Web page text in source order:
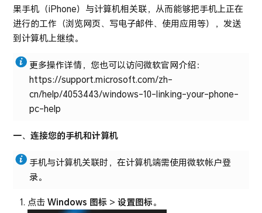
果手机（iPhone）与计算机相关联，从而能够把手机上正在
进行的工作（浏览网页、写电子邮件、使用应用等），发送
到计算机上继续。
更多操作详情，您也可以访问微软官网介绍：
https://support.microsoft.com/zh-
cn/help/4053443/windows-10-linking-your-phone-
pc-help
一、连接您的手机和计算机
手机与计算机关联时，在计算机端需使用微软帐户登
录。
点击Windows 图标 >设置图标。